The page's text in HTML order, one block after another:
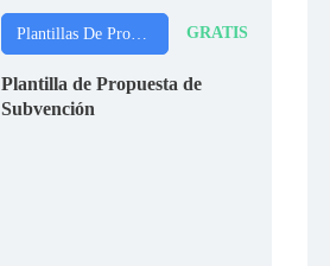
GRATIS
Plantilla de Propuesta de
Subvención